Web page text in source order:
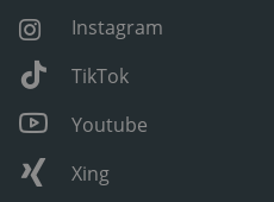
Instagram
TikTok
Youtube
Xing